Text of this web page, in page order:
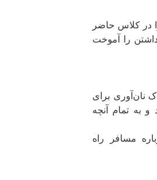
در کلاس حاضر
را آموخت
نان‌آوری برای
به تمام آنچه
مسافر راە